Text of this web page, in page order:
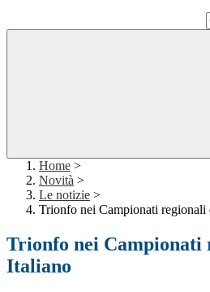
Home >
Novità >
Le notizie >
Trionfo nei Campionati regionali
Trionfo nei Campionati
Italiano